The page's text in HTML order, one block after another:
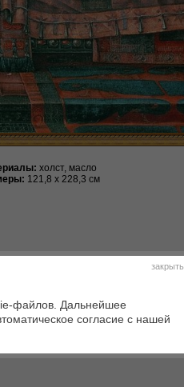
холст, масло
121,8 х 228,3 см
закрыть
файлов. Дальнейшее
согласие с нашей